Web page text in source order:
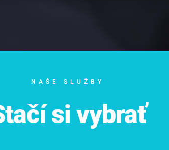
NAŠE SLUŽBY
si vybrať